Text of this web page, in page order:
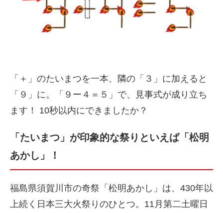
「＋」のたいまつを一本、隣の「３」に加えると
「９」に。「９ー４＝５」で、見事式が成り立ち
ます！ 10秒以内にできましたか？
「たいまつ」が印象的な祭りといえば「松明
あかし」！
福島県須賀川市の奇祭「松明あかし」は、430年以
上続く日本三大火祭りのひとつ。11月第二土曜日